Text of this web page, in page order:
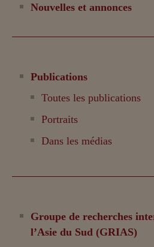
Nouvelles et annonces
Publications
Toutes les publications
Portraits
Dans les médias
Groupe de recherches
l’Asie du Sud (GRIAS)